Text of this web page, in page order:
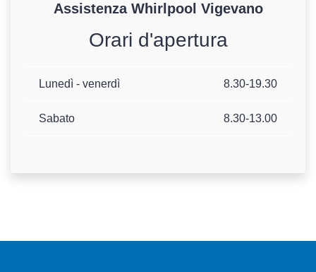
Assistenza Whirlpool Vigevano
Orari d'apertura
Lunedì - venerdì 8.30-19.30
Sabato 8.30-13.00